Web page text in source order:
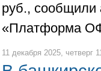
руб., сообщили
«Платформа
11 декабря 2025, четверг